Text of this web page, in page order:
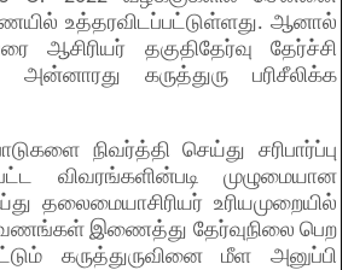
உத்தரவிடப்பட்டுள்ளது. ஆனால்
ஆசிரியர் தகுதிதேர்வு தேர்ச்சி
அன்னாரது கருத்துரு பரிசீலிக்க
நிவர்த்தி செய்து சரிபார்ப்பு
விவரங்களின்படி முழுமையான
தலைமையாசிரியர் உரியமுறையில்
ஆவணங்கள் இணைத்து தேர்வுநிலை பெற
கருத்துருவினை மீள அனுப்பி